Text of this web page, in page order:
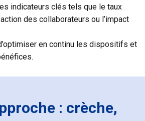
indicateurs clés tels que le taux
des collaborateurs ou l’impact
en continu les dispositifs et
: crèche,